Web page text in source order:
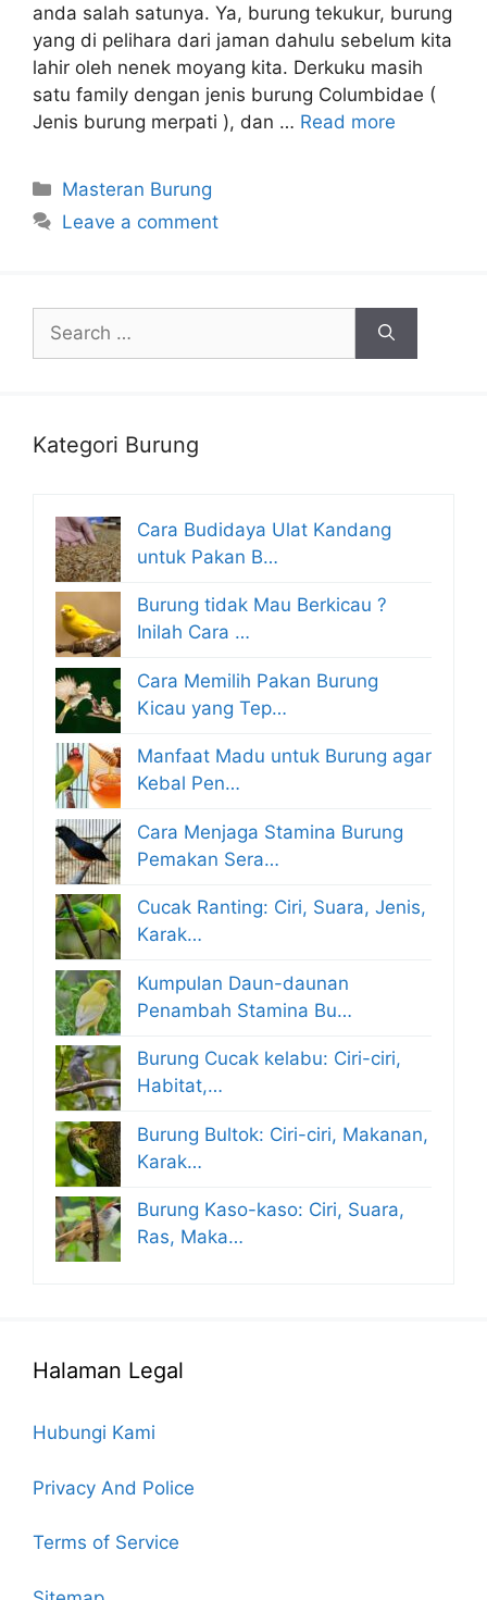
anda salah satunya. Ya, burung tekukur, burung
yang di pelihara dari jaman dahulu sebelum kita
lahir oleh nenek moyang kita. Derkuku masih
satu family dengan jenis burung Columbidae (
Jenis burung merpati ), dan … Read more
Categories
Masteran Burung
Leave a comment
for:
Kategori Burung
Cara Budidaya Ulat Kandang
untuk Pakan B…
Burung tidak Mau Berkicau ?
Inilah Cara …
Cara Memilih Pakan Burung
Kicau yang Tep…
Manfaat Madu untuk Burung agar
Kebal Pen…
Cara Menjaga Stamina Burung
Pemakan Sera…
Cucak Ranting: Ciri, Suara, Jenis,
Karak…
Kumpulan Daun-daunan
Penambah Stamina Bu…
Burung Cucak kelabu: Ciri-ciri,
Habitat,…
Burung Bultok: Ciri-ciri, Makanan,
Karak…
Burung Kaso-kaso: Ciri, Suara,
Ras, Maka…
Halaman Legal
Hubungi Kami
Privacy And Police
Terms of Service